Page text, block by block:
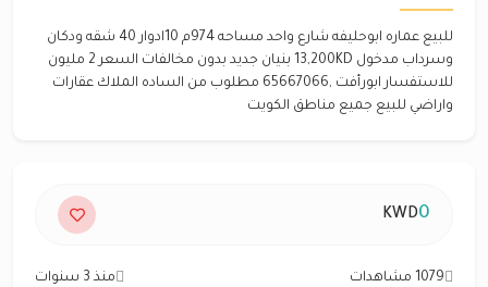
للبيع عماره ابوحليفه شارع واحد مساحه 974م 10ادوار 40 شقه ودكان
وسرداب مدخول 13,200KD بنيان جديد بدون مخالفات السعر 2 مليون
للاستفسار ابورأفت ,65667066 مطلوب من الساده الملاك عقارات
واراضي للبيع جميع مناطق الكويت
0
KWD
1079 مشاهدات منذ 3 سنوات